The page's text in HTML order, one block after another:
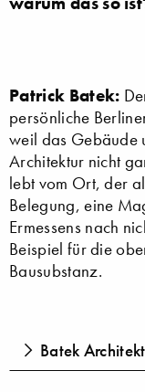
Patrick Batek:
persönliche
weil das Gebäude
Architektur nicht
lebt vom Ort, der
Belegung, eine
Ermessens nach
Beispiel für die
Bausubstanz.
Batek